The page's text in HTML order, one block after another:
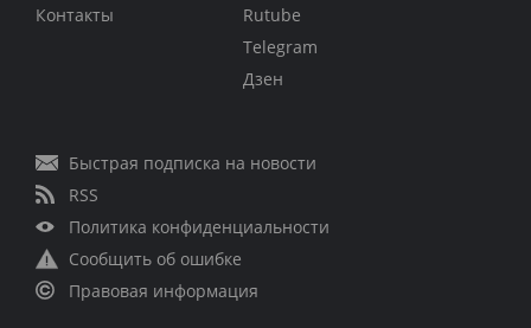
Контакты
Rutube
Telegram
Дзен
Быстрая подписка на новости
RSS
Политика конфиденциальности
Сообщить об ошибке
Правовая информация